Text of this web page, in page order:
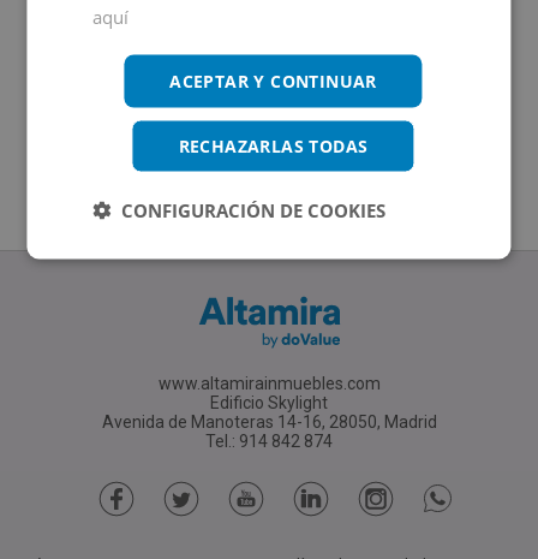
www.altamirainmuebles.com
Edificio Skylight
Avenida de Manoteras 14-16, 28050, Madrid
Tel.: 914 842 874
aquí
ACEPTAR Y CONTINUAR
RECHAZARLAS TODAS
CONFIGURACIÓN DE COOKIES